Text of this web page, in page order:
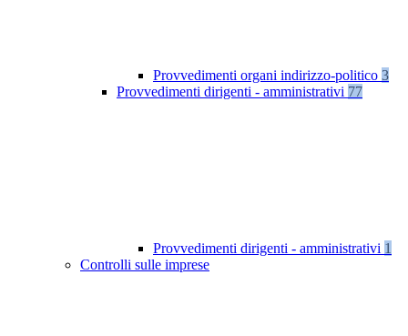
Provvedimenti organi indirizzo-politico 3
Provvedimenti dirigenti - amministrativi 77
Provvedimenti dirigenti - amministrativi 1
Controlli sulle imprese